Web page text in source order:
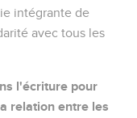
intégrante de
avec tous les
l'écriture pour
relation entre les